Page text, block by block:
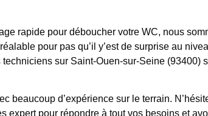
rapide pour déboucher votre WC, nous
pour pas qu’il y’est de surprise au
sur Saint-Ouen-sur-Seine (93400)
beaucoup d’expérience sur le terrain.
expert pour répondre à tout vos besoins et